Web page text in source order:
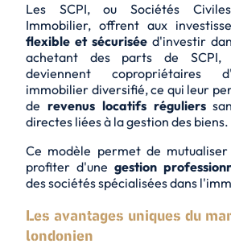
Les SCPI, ou Sociétés
Immobilier, offrent aux
flexible et sécurisée d'investir
achetant des parts de SCPI,
deviennent copropriétaires
immobilier diversifié, ce qui leur
de revenus locatifs réguliers
directes liées à la gestion des biens.
Ce modèle permet de
profiter d'une gestion
des sociétés spécialisées dans
Les avantages uniques du
londonien